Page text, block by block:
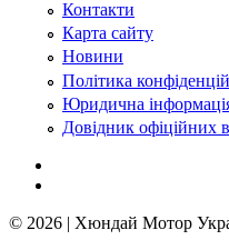
Контакти
Карта сайту
Новини
Політика
Юридична
Довідник офіційних
© 2026 | Хюндай Мотор